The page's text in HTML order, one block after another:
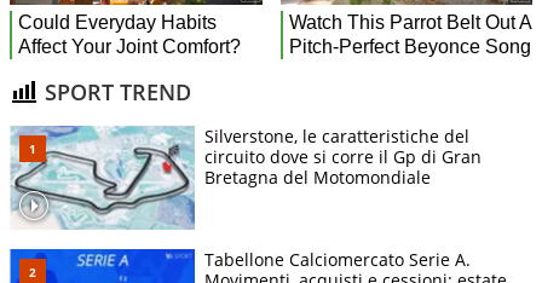
SPORT TREND
Silverstone, le caratteristiche del
circuito dove si corre il Gp di Gran
Bretagna del Motomondiale
Tabellone Calciomercato Serie A.